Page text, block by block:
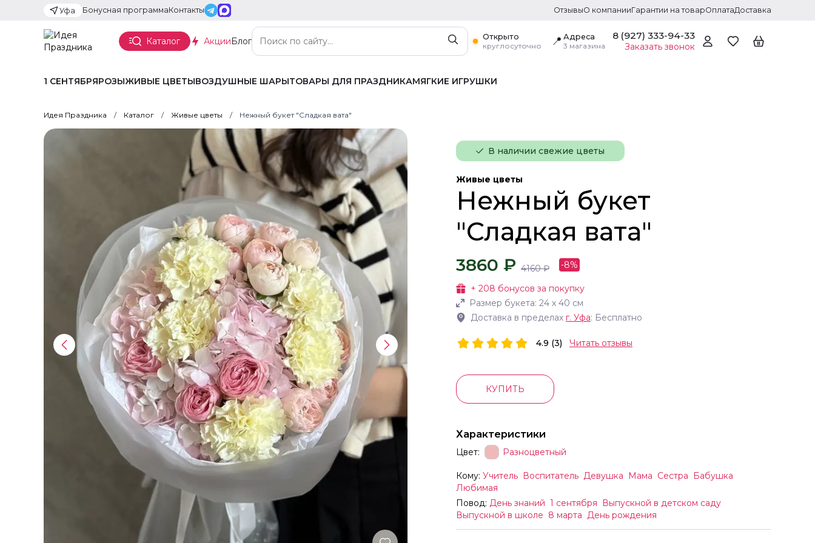
Уфа Бонусная программаКонтакты ОтзывыО компанииГарантии на товарОплатаДоставка
Каталог АкцииБлог
Открыто
круглосуточно
📍 Адреса
3 магазина
8 (927) 333-94-33
Заказать звонок
1 СЕНТЯБРЯРОЗЫЖИВЫЕ ЦВЕТЫВОЗДУШНЫЕ ШАРЫТОВАРЫ ДЛЯ ПРАЗДНИКАМЯГКИЕ ИГРУШКИ
Идея Праздника Каталог Живые цветы Нежный букет "Сладкая вата"
В наличии свежие цветы
Живые цветы
Нежный букет
"Сладкая вата"
3860 ₽ 4160₽ -8%
+ 208 бонусов за покупку
Размер букета: 24 х 40 см
Доставка в пределах г. Уфа: Бесплатно
4.9 (3) Читать отзывы
КУПИТЬ
Характеристики
Цвет: Разноцветный
Кому: Учитель Воспитатель Девушка Мама Сестра
Бабушка
Любимая
Повод: День знаний 1 сентября
Выпускной в детском саду
Выпускной в школе 8 марта День рождения